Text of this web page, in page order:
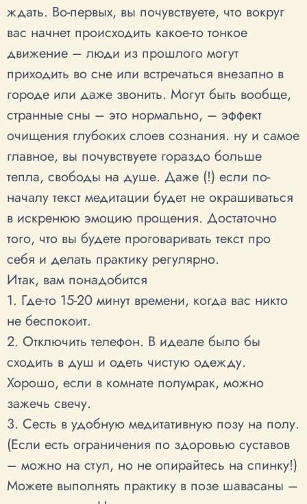
ждать. Во-первых, вы почувствуете, что вокруг
вас начнет происходить какое-то тонкое
движение – люди из прошлого могут
приходить во сне или встречаться внезапно в
городе или даже звонить. Могут быть вообще,
странные сны – это нормально, – эффект
очищения глубоких слоев сознания. ну и самое
главное, вы почувствуете гораздо больше
тепла, свободы на душе. Даже (!) если по-
началу текст медитации будет не окрашиваться
в искренюю эмоцию прощения. Достаточно
того, что вы будете проговаривать текст про
себя и делать практику регулярно.
Итак, вам понадобится
1. Где-то 15-20 минут времени, когда вас никто
не беспокоит.
2. Отключить телефон. В идеале было бы
сходить в душ и одеть чистую одежду.
Хорошо, если в комнате полумрак, можно
зажечь свечу.
3. Сесть в удобную медитативную позу на полу.
(Если есть ограничения по здоровью суставов
– можно на стул, но не опирайтесь на спинку!)
Можете выполнять практику в позе шавасаны –